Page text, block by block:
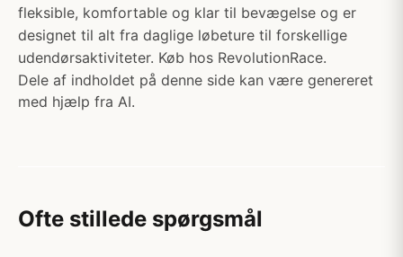
fleksible, komfortable og klar til bevægelse og er
designet til alt fra daglige løbeture til forskellige
udendørsaktiviteter. Køb hos RevolutionRace.
Dele af indholdet på denne side kan være genereret
med hjælp fra AI.
Ofte stillede spørgsmål